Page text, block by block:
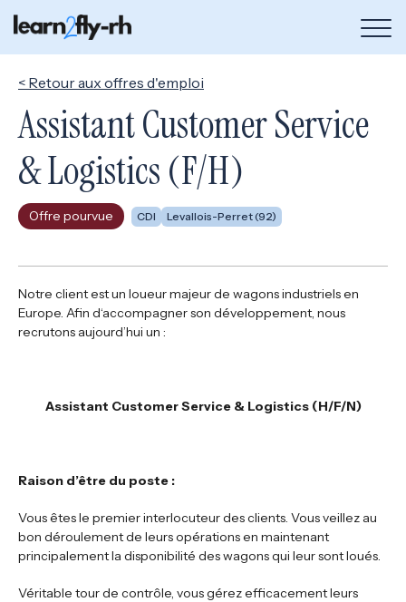
de
< Retour aux offres d'emploi
Assistant Customer Service
& Logistics (F/H)
Offre pourvue CDI Levallois-Perret (92)
Notre client est un loueur majeur de wagons industriels en
Europe. Afin d‘accompagner son développement, nous
recrutons aujourd’hui un :
Assistant Customer Service & Logistics (H/F/N)
Raison d’être du poste :
Vous êtes le premier interlocuteur des clients. Vous veillez au
bon déroulement de leurs opérations en maintenant
principalement la disponibilité des wagons qui leur sont loués.
Véritable tour de contrôle, vous gérez efficacement leurs